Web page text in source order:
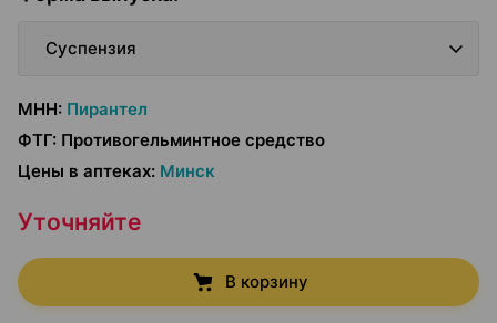
Суспензия
МНН: Пирантел
ФТГ: Противогельминтное средство
Цены в аптеках: Минск
Уточняйте
В корзину